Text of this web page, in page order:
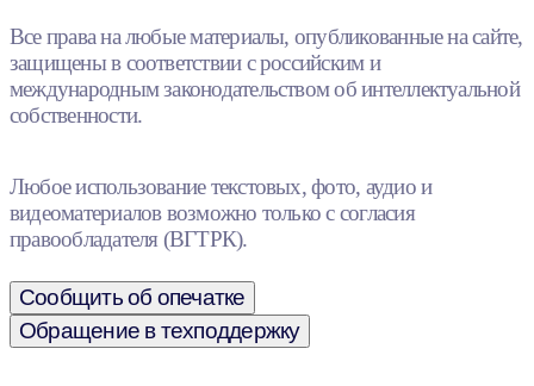
Все права на любые материалы, опубликованные на сайте,
защищены в соответствии с российским и
международным законодательством об интеллектуальной
собственности.
Любое использование текстовых, фото, аудио и
видеоматериалов возможно только с согласия
правообладателя (ВГТРК).
Сообщить об опечатке
Обращение в техподдержку